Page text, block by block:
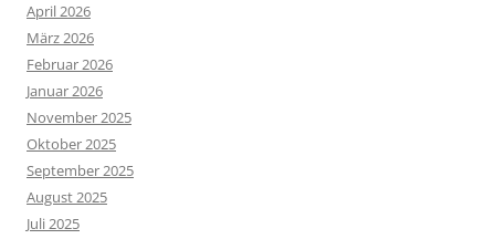
April 2026
März 2026
Februar 2026
Januar 2026
November 2025
Oktober 2025
September 2025
August 2025
Juli 2025